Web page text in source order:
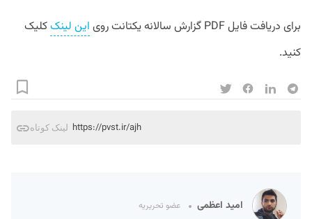
برای دریافت فایل PDF گزارش سالانه یکتانت روی این لینککلیک
کنید.
لینک کوتاه https://pvst.ir/ajh
امید اعظمی عضو تحریریه